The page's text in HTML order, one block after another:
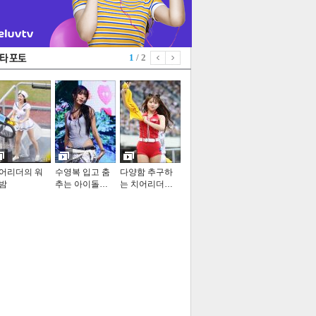
1 / 2
리더의 워
수영복 입고 춤
추는 아이돌…
다양함 추구하
는 치어리더…